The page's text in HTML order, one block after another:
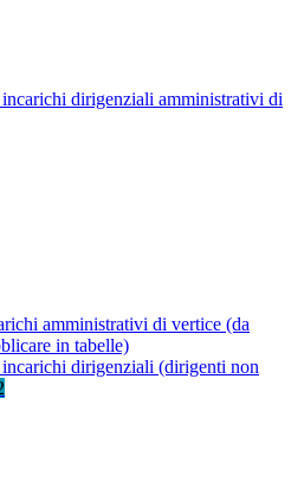
dirigenziali amministrativi di
amministrativi di vertice (da
in tabelle)
dirigenziali (dirigenti non